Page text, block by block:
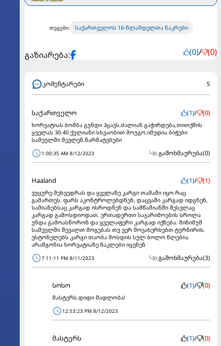
თეგები: საქართველოს 16-წლამდელთა ნაკრები
გაზიარება: (0)/ (0)
კომენტარები 5
საქართველო (1)/ (0)
ხორვატიას ბომბა გუნდი ჰყავს,ძალიან გაჭირდება,თითქმის
ყველას 30-40 ქულიანი სხვაობით მოუგო.იმედია ბიჭები
სამეულში შევლენ.წარმატებები
1:00:35 AM 8/12/2023 გამოხმაურება(0)
Haaland (1)/ (1)
ვუყურე შეხვედრას და ყველაზე კარგი თამაში იყო რაც
გამართეს. ფარს აკონტროლებდნენ, დაცვაში კარგად იდგნენ,
სამიანებსაც კარგად ისროდნენ და სამწამიანში შესვლაც
კარგად გამოსდიოდათ. ერთადერთი საჯარიმოების სროლა
უნდა გამოასწორონ და ყველაფერი კარგად იქნება. მინიმუმ
სამეულში შევალთ მოგებას თუ ვერ მოვახერხებთ ტურნირის.
ესტონელებს კარგი თაობა მოსდის სულ ბოლო წლებია
არამგონია ხორვატიაზე ნაკლები იყვნენ
7:11:11 PM 8/11/2023 გამოხმაურება(3)
სოსო (1)/ (0)
მასტერს.დიდი მადლობა!
12:53:23 PM 8/12/2023
მასტერს (1)/ (0)